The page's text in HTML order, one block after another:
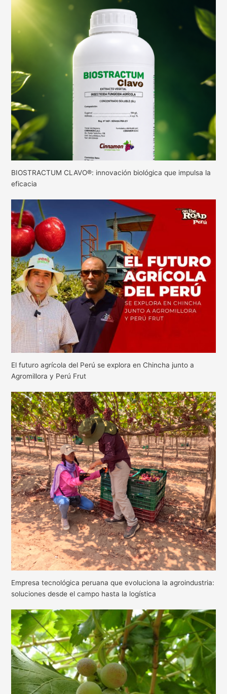
BIOSTRACTUM CLAVO®: innovación biológica que impulsa la
eficacia
El futuro agrícola del Perú se explora en Chincha junto a
Agromillora y Perú Frut
Empresa tecnológica peruana que evoluciona la agroindustria:
soluciones desde el campo hasta la logística